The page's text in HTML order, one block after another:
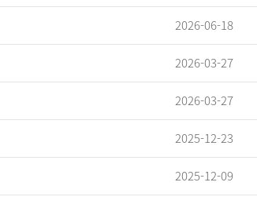
2026-06-18
2026-03-27
2026-03-27
2025-12-23
2025-12-09